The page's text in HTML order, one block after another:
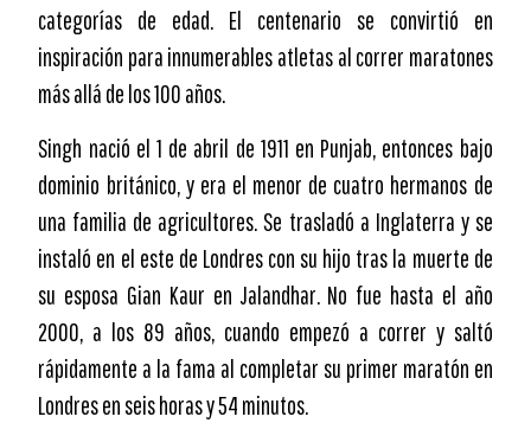
categorías de edad. El centenario se convirtió en
inspiración para innumerables atletas al correr maratones
más allá de los 100 años.
Singh nació el 1 de abril de 1911 en Punjab, entonces bajo
dominio británico, y era el menor de cuatro hermanos de
una familia de agricultores. Se trasladó a Inglaterra y se
instaló en el este de Londres con su hijo tras la muerte de
su esposa Gian Kaur en Jalandhar. No fue hasta el año
2000, a los 89 años, cuando empezó a correr y saltó
rápidamente a la fama al completar su primer maratón en
Londres en seis horas y 54 minutos.